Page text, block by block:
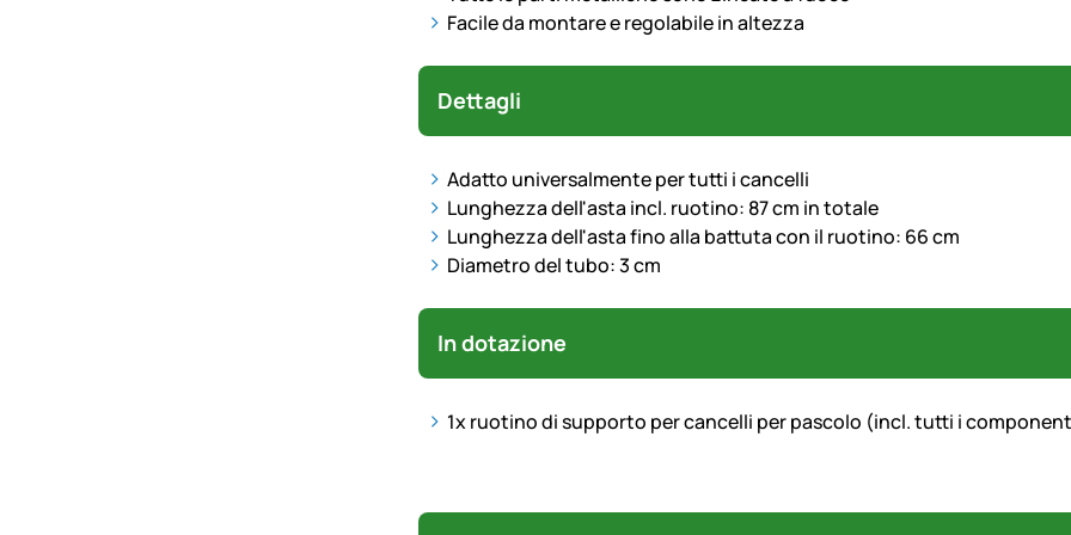
Facile da montare e regolabile in altezza
Dettagli
Adatto universalmente per tutti i cancelli
Lunghezza dell'asta incl. ruotino: 87 cm in totale
Lunghezza dell'asta fino alla battuta con il ruotino: 66 cm
Diametro del tubo: 3 cm
In dotazione
1x ruotino di supporto per cancelli per pascolo (incl. tutti i